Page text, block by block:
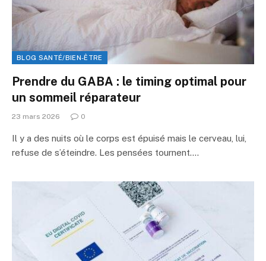
BLOG SANTÉ/BIEN-ÊTRE
Prendre du GABA : le timing optimal pour
un sommeil réparateur
23 mars 2026 0
Il y a des nuits où le corps est épuisé mais le cerveau, lui,
refuse de s’éteindre. Les pensées tournent.…